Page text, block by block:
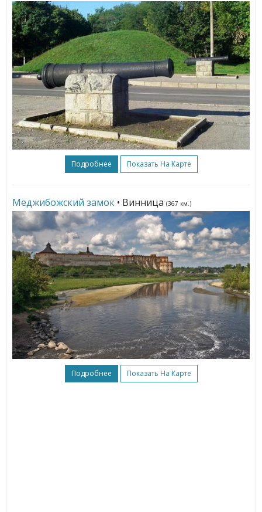
Подробнее Показать На Карте
Меджибожский замок • Винница (367 км.)
Подробнее Показать На Карте